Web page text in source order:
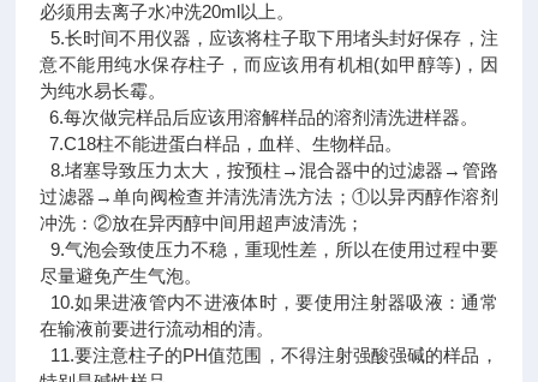
必须用去离子水冲洗20ml以上。
5.长时间不用仪器，应该将柱子取下用堵头封好保存，注
意不能用纯水保存柱子，而应该用有机相(如甲醇等)，因
为纯水易长霉。
6.每次做完样品后应该用溶解样品的溶剂清洗进样器。
7.C18柱不能进蛋白样品，血样、生物样品。
8.堵塞导致压力太大，按预柱→混合器中的过滤器→管路
过滤器→单向阀检查并清洗清洗方法；①以异丙醇作溶剂
冲洗：②放在异丙醇中间用超声波清洗；
9.气泡会致使压力不稳，重现性差，所以在使用过程中要
尽量避免产生气泡。
10.如果进液管内不进液体时，要使用注射器吸液：通常
在输液前要进行流动相的清。
11.要注意柱子的PH值范围，不得注射强酸强碱的样品，